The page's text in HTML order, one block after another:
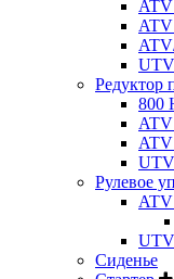
ATV
Редуктор
800
ATV
Рулевое
Сиденье